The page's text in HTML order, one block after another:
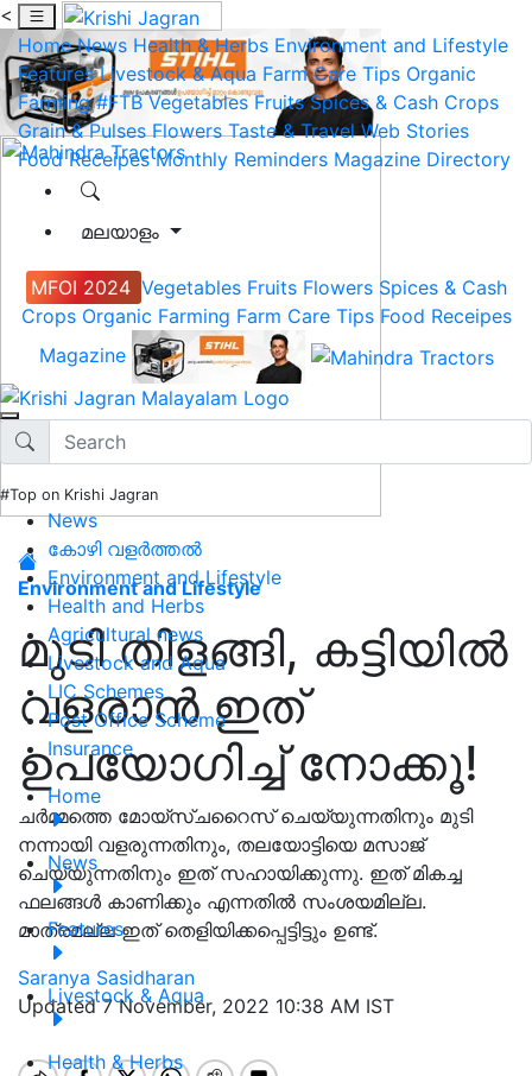
<
Home News Health & Herbs Environment and Lifestyle
Features Livestock & Aqua Farm Care Tips Organic
Farming #FTB Vegetables Fruits Spices & Cash Crops
Grain & Pulses Flowers Taste & Travel Web Stories
Food Receipes Monthly Reminders Magazine Directory
മലയാളം
MFOI 2024 Vegetables Fruits Flowers Spices & Cash
Crops Organic Farming Farm Care Tips Food Receipes
Magazine
#Top on Krishi Jagran
News
കോഴി വളർത്തൽ
Environment and Lifestyle
Health and Herbs
Agricultural news
Livestock and Aqua
LIC Schemes
Post Office Scheme
Insurance
Home
News
Features
Livestock & Aqua
Health & Herbs
Environment and Lifestyle
മുടി തിളങ്ങി, കട്ടിയിൽ
വളരാൻ ഇത്
ഉപയോഗിച്ച് നോക്കൂ!
ചർമ്മത്തെ മോയ്സ്ചറൈസ് ചെയ്യുന്നതിനും മുടി
നന്നായി വളരുന്നതിനും, തലയോട്ടിയെ മസാജ്
ചെയ്യുന്നതിനും ഇത് സഹായിക്കുന്നു. ഇത് മികച്ച
ഫലങ്ങൾ കാണിക്കും എന്നതിൽ സംശയമില്ല.
മാത്രമല്ല ഇത് തെളിയിക്കപ്പെട്ടിട്ടും ഉണ്ട്.
Saranya Sasidharan
Updated 7 November, 2022 10:38 AM IST